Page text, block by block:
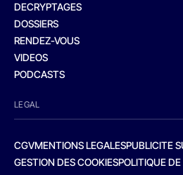
DECRYPTAGES
DOSSIERS
RENDEZ-VOUS
VIDEOS
PODCASTS
LEGAL
CGVMENTIONS LEGALESPUBLICITE
GESTION DES COOKIESPOLITIQUE